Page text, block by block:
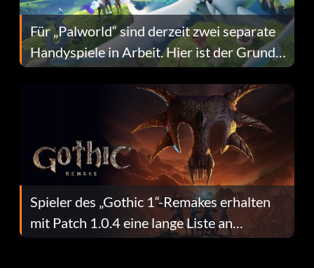
Für „Palworld“ sind derzeit zwei separate
Handyspiele in Arbeit. Hier ist der Grund
dafür.
Spieler des „Gothic 1“-Remakes erhalten
mit Patch 1.0.4 eine lange Liste an
Fehlerbehebungen